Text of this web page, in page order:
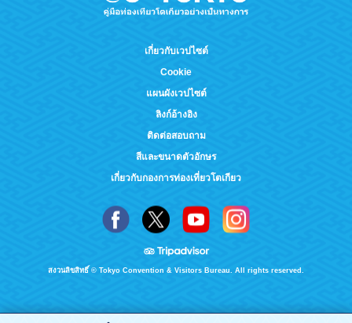
เกี่ยวกับเวปไซต์
Cookie
แผนผังเวปไซต์
ลิงก์อ้างอิง
ติดต่อสอบถาม
สีและขนาดตัวอักษร
เกี่ยวกับกองการท่องเที่ยวโตเกียว
สงวนลิขสิทธิ์ © Tokyo Convention & Visitors Bureau. All rights reserved.